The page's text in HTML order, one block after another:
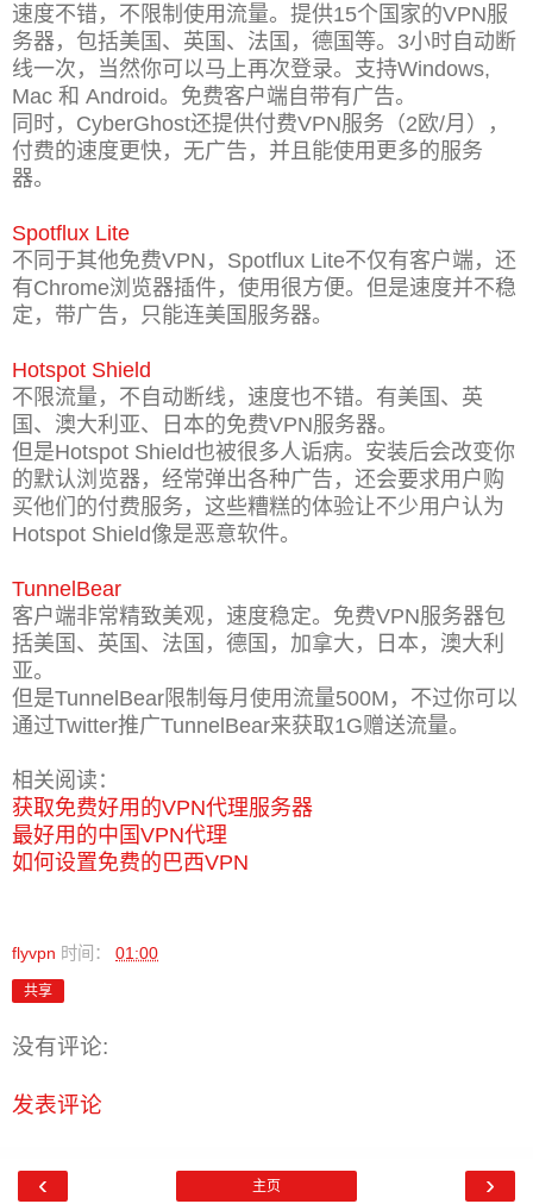
速度不错，不限制使用流量。提供15个国家的VPN服
务器，包括美国、英国、法国，德国等。3小时自动断
线一次，当然你可以马上再次登录。支持Windows,
Mac 和 Android。免费客户端自带有广告。
同时，CyberGhost还提供付费VPN服务（2欧/月），
付费的速度更快，无广告，并且能使用更多的服务
器。
Spotflux Lite
不同于其他免费VPN，Spotflux Lite不仅有客户端，还
有Chrome浏览器插件，使用很方便。但是速度并不稳
定，带广告，只能连美国服务器。
Hotspot Shield
不限流量，不自动断线，速度也不错。有美国、英
国、澳大利亚、日本的免费VPN服务器。
但是Hotspot Shield也被很多人诟病。安装后会改变你
的默认浏览器，经常弹出各种广告，还会要求用户购
买他们的付费服务，这些糟糕的体验让不少用户认为
Hotspot Shield像是恶意软件。
TunnelBear
客户端非常精致美观，速度稳定。免费VPN服务器包
括美国、英国、法国，德国，加拿大，日本，澳大利
亚。
但是TunnelBear限制每月使用流量500M，不过你可以
通过Twitter推广TunnelBear来获取1G赠送流量。
相关阅读：
获取免费好用的VPN代理服务器
最好用的中国VPN代理
如何设置免费的巴西VPN
flyvpn 时间： 01:00
共享
没有评论:
发表评论
‹ ›
主页